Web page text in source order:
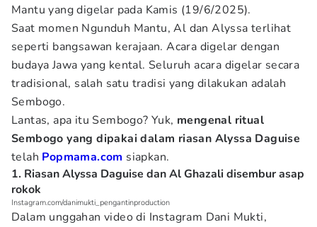
Mantu yang digelar pada Kamis (19/6/2025).
Saat momen Ngunduh Mantu, Al dan Alyssa terlihat
seperti bangsawan kerajaan. Acara digelar dengan
budaya Jawa yang kental. Seluruh acara digelar secara
tradisional, salah satu tradisi yang dilakukan adalah
Sembogo.
Lantas, apa itu Sembogo? Yuk, mengenal ritual
Sembogo yang dipakai dalam riasan Alyssa Daguise
telah Popmama.com siapkan.
1. Riasan Alyssa Daguise dan Al Ghazali disembur asap
rokok
Instagram.com/danimukti_pengantinproduction
Dalam unggahan video di Instagram Dani Mukti,